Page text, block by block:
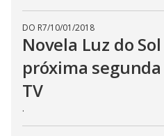
DO R7/10/01/2018
Novela Luz do
próxima segunda
TV
.